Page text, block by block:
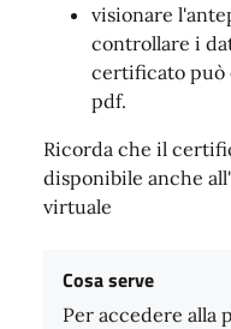
visionare
controllare i
certificato può
pdf.
Ricorda che il
disponibile anche
virtuale
Cosa serve
Per accedere alla